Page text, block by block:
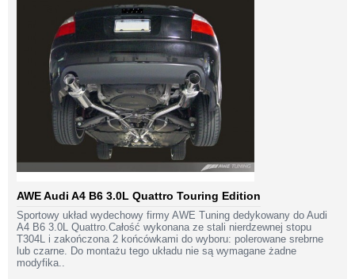
AWE Audi A4 B6 3.0L Quattro Touring Edition
Sportowy układ wydechowy firmy AWE Tuning dedykowany do Audi
A4 B6 3.0L Quattro.Całość wykonana ze stali nierdzewnej stopu
T304L i zakończona 2 końcówkami do wyboru: polerowane srebrne
lub czarne. Do montażu tego układu nie są wymagane żadne
modyfika..